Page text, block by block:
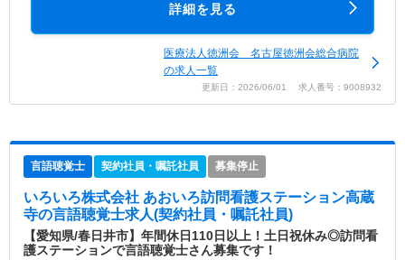
詳細を見る
医療法人徳洲会 名古屋徳洲会総合病院
の求人一覧
更新日：2026/06/01 求人番号：9008932
言語聴覚士 契約社員・嘱託社員 募集停止
いろいろ株式会社 あおいろ訪問看護ステーション高蔵
寺の言語聴覚士求人(契約社員・嘱託社員)
【愛知県/春日井市】年間休日110日以上！土日祝休み◎訪問看
護ステーションで言語聴覚士さん募集です！